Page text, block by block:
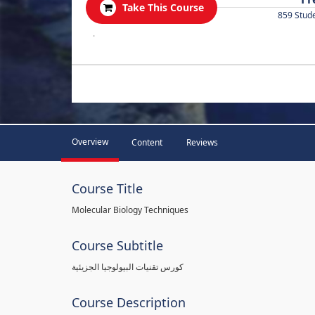
Take This Course
859
.
Overview Content Reviews
Course Title
Molecular Biology Techniques
Course Subtitle
كورس تقنيات البيولوجيا الجزيئية
Course Description